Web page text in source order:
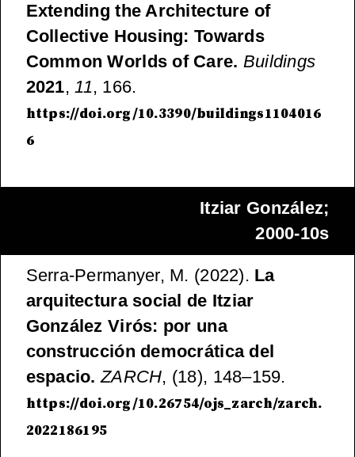
Extending the Architecture of
Collective Housing: Towards
Common Worlds of Care. Buildings
2021,11, 166.
https://doi.org/10.3390/buildings1104016
6
Itziar González;
2000-10s
Serra-Permanyer, M. (2022). La
arquitectura social de Itziar
González Virós: por una
construcción democrática del
espacio. ZARCH, (18), 148–159.
https://doi.org/10.26754/ojs_zarch/zarch.
2022186195